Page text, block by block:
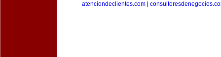
atenciondeclientes.com